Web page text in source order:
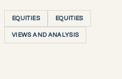
EQUITIES EQUITIES
VIEWS AND ANALYSIS